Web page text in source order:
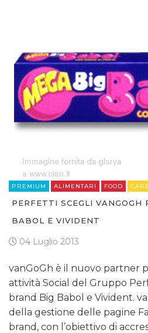
PREMIUM ALIMENTARI FOOD GARE
PERFETTI SCEGLI VANGOGH
BABOL E VIVIDENT
04 Luglio 2013
vanGoGh è il nuovo partner
attività Social del Gruppo
brand Big Babol e Vivident.
della gestione delle pagine
brand, con l’obiettivo di